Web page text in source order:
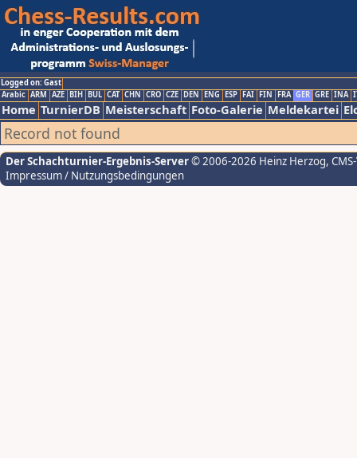
Logged on: Gast
Arabic ARM AZE BIH BUL CAT CHN CRO CZE DEN ENG ESP FAI FIN FRA GER GRE INA
Home TurnierDB Meisterschaft Foto-Galerie Meldekartei
Record not found
Der Schachturnier-Ergebnis-Server© 2006-2026 Heinz Herzog,
Impressum / Nutzungsbedingungen